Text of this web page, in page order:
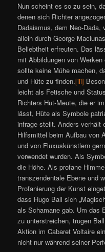
Nun scheint es so zu sein,
denen sich Richter
Dadaismus, dem Neo-
allein durch George
Beliebtheit erfreuten. Das
mit Abbildungen von
sollte keine Mühe machen,
und Hüte zu finden.[iii]
leicht als Fetische und
Richters Hut-Meute, die er
lässt, Hüte als Symbole
infrage stellt. Anders verhält
Hilfsmittel beim Aufbau von
und von Fluxuskünstlern
verwendet wurden. Als
die Höhe. Als profane
transzendentale Ebene und
Profanierung der Kunst
dass Hugo Ball sich
als Schamane gab. Um das
zu unterstreichen, trugen
Aktion im Cabaret Voltaire
nicht nur während seiner